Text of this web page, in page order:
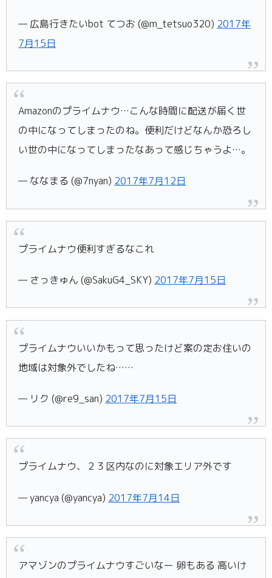
— 広島行きたいbot てつお (@m_tetsuo320) 2017年
7月15日
Amazonのプライムナウ…こんな時間に配送が届く世
の中になってしまったのね。便利だけどなんか恐ろし
い世の中になってしまったなあって感じちゃうよ…。
— ななまる (@7nyan) 2017年7月12日
プライムナウ便利すぎるなこれ
— さっきゅん (@SakuG4_SKY) 2017年7月15日
プライムナウいいかもって思ったけど案の定お住いの
地域は対象外でしたね……
— リク (@re9_san) 2017年7月15日
プライムナウ、２３区内なのに対象エリア外です
— yancya (@yancya) 2017年7月14日
アマゾンのプライムナウすごいなー 卵もある 高いけ